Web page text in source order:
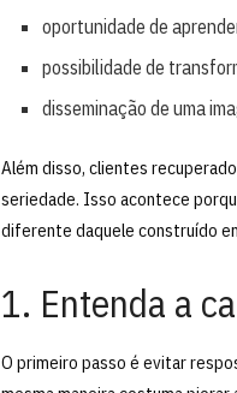
oportunidade de
possibilidade de
disseminação de uma
Além disso, clientes
seriedade. Isso acontece
diferente daquele construído
1. Entenda a
O primeiro passo é evitar